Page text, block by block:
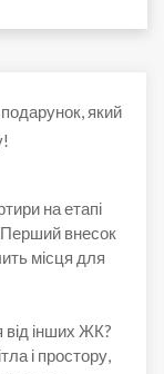
який
на етапі
Перший внесок
місця для
від інших ЖК?
і простору,